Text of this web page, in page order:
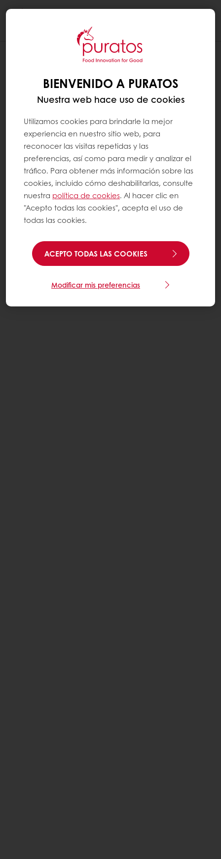
BIENVENIDO A PURATOS
Nuestra web hace uso de cookies
Utilizamos cookies para brindarle la mejor
experiencia en nuestro sitio web, para
reconocer las visitas repetidas y las
preferencias, así como para medir y analizar el
tráfico. Para obtener más información sobre las
cookies, incluido cómo deshabilitarlas, consulte
nuestra política de cookies. Al hacer clic en
"Acepto todas las cookies", acepta el uso de
todas las cookies.
ACEPTO TODAS LAS COOKIES
Modificar mis preferencias